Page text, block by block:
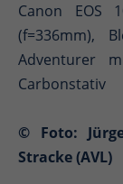
Canon EOS
(f=336mm),
Adventurer
Carbonstativ
© Foto:
Stracke (AVL)